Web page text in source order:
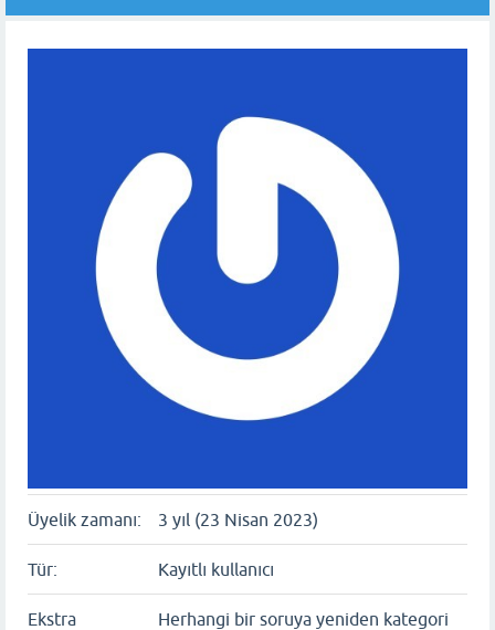
Üyelik zamanı: 3 yıl (23 Nisan 2023)
Tür: Kayıtlı kullanıcı
Ekstra
Herhangi bir soruya yeniden kategori